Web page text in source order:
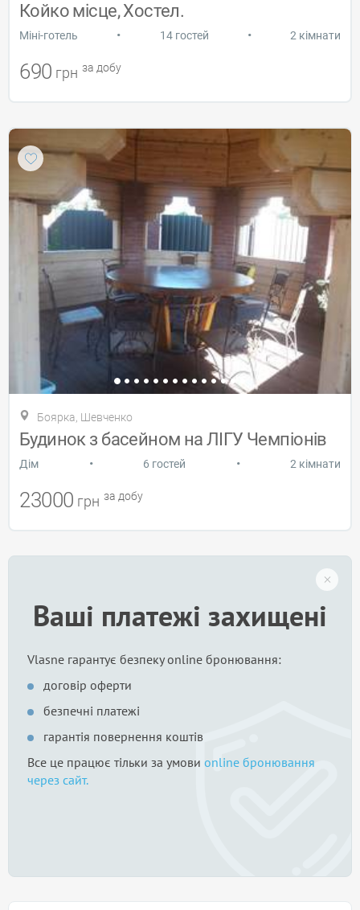
Койко місце, Хостел.
Міні-готель • 14 гостей • 2 кімнати
690 грн за добу
Боярка, Шевченко
Будинок з басейном на ЛІГУ Чемпіонів
Дiм • 6 гостей • 2 кімнати
23000 грн за добу
Ваші платежі захищені
Vlasne гарантує безпеку online бронювання:
договір оферти
безпечні платежі
гарантія повернення коштів
Все це працює тільки за умови online бронювання
через сайт.